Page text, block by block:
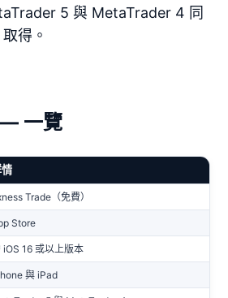
5 與 MetaTrader 4 同
得。
一覽
Trade（免費）
Store
iOS 16 或以上版本
與 iPad